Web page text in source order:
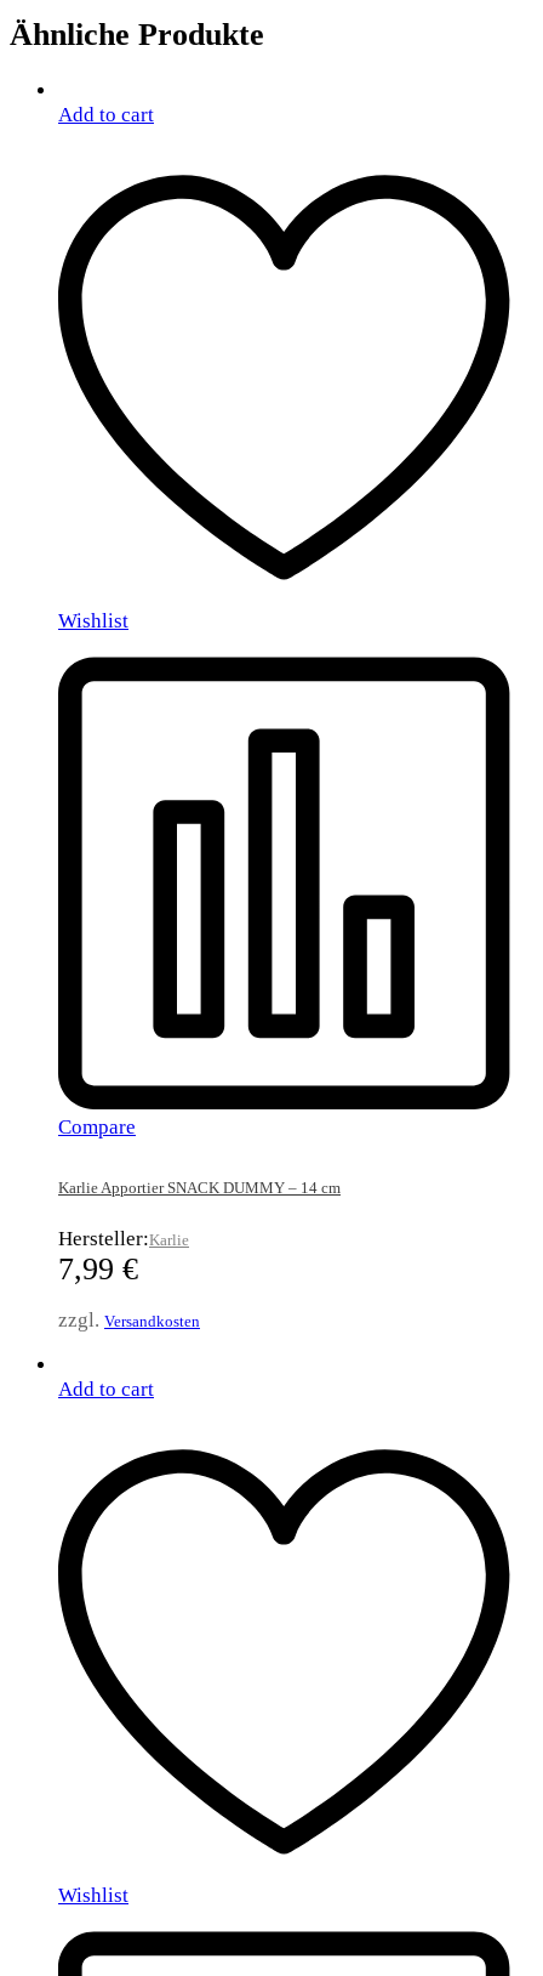
Ähnliche Produkte
Add to cart
Wishlist
Compare
Karlie Apportier SNACK DUMMY – 14 cm
Hersteller:Karlie
7,99 €
zzgl. Versandkosten
Add to cart
Wishlist